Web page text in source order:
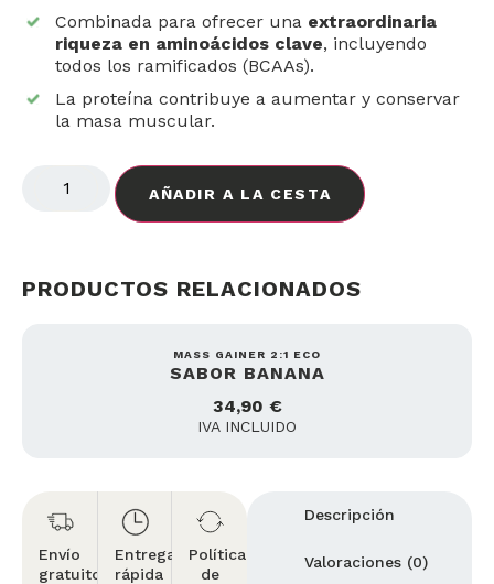
Combinada para ofrecer una extraordinaria
riqueza en aminoácidos clave, incluyendo
todos los ramificados (BCAAs).
La proteína contribuye a aumentar y conservar
la masa muscular.
AÑADIR A LA CESTA
PRODUCTOS RELACIONADOS
MASS GAINER 2:1 ECO
SABOR BANANA
34,90 €
IVA INCLUIDO
Envío
gratuito
Entrega
rápida
Política
de
Descripción
Valoraciones (0)